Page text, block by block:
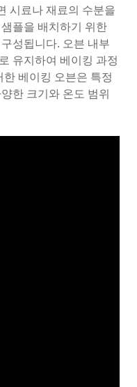
시료나 재료의 수분을
플을 배치하기 위한
성됩니다. 오븐 내부
유지하여 베이킹 과정
베이킹 오븐은 특정
한 크기와 온도 범위